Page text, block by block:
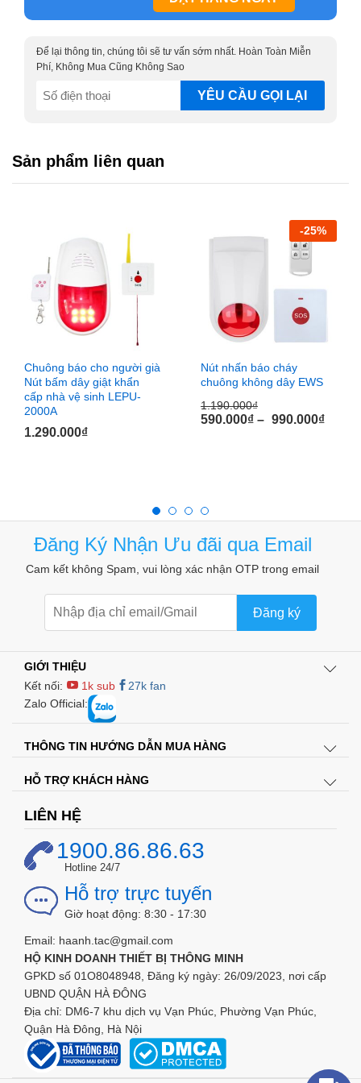
Ngược lại, khi mất điện, người dùng chỉ việc gạt công tắc
kim loại về bên đối diện, thiết bị sẽ chuyển sang chế độ
cảnh báo khi có điện.
Bạn hoàn toàn có thể chỉnh âm lượng chuông báo cho
phù hợp không gian lắp đặt chỉ với thao tác đơn giản là
Còi loa báo động mất điện, có điện
pin 9V làm nguồn nuôi và không tiêu hao điện trong chế
Trang bị phích cắm 2 chân loại dẹt tương thích với nhiều
Để lại thông tin, chúng tôi sẽ tư vấn sớm nhất. Hoàn Toàn Miễn
Phí, Không Mua Cũng Không Sao
SĐT
Sản phẩm liên quan
Chuông báo cho người già
Nút bấm dây giật khẩn
cấp nhà vệ sinh LEPU-
2000A
1.290.000₫
-25%
Nút nhấn báo cháy
chuông không dây EWS
1.190.000₫
590.000₫ – 990.000₫
Đăng Ký Nhận Ưu đãi qua Email
Cam kết không Spam, vui lòng xác nhận OTP trong email
Đăng ký
GIỚI THIỆU
Kết nối:
1k sub
27k fan
Zalo Official:
THÔNG TIN HƯỚNG DẪN MUA HÀNG
HỖ TRỢ KHÁCH HÀNG
LIÊN HỆ
1900.86.86.63
Hotline 24/7
Hỗ trợ trực tuyến
Giờ hoạt động: 8:30 - 17:30
Email: haanh.tac@gmail.com
HỘ KINH DOANH THIẾT BỊ THÔNG MINH
GPKD số 01O8048948, Đăng ký ngày: 26/09/2023, nơi cấp
UBND QUẬN HÀ ĐÔNG
Địa chỉ: DM6-7 khu dịch vụ Vạn Phúc, Phường Vạn Phúc,
Quận Hà Đông, Hà Nội